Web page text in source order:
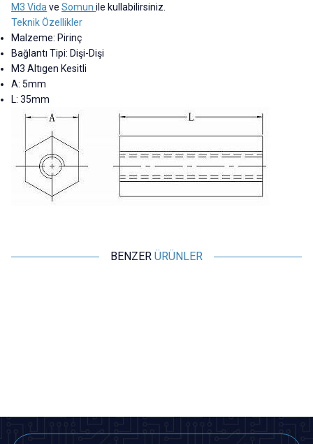
M3 Vida ve Somun ile kullabilirsiniz.
Teknik Özellikler
Malzeme: Pirinç
Bağlantı Tipi: Dişi-Dişi
M3 Altıgen Kesitli
A: 5mm
L: 35mm
BENZER ÜRÜNLER